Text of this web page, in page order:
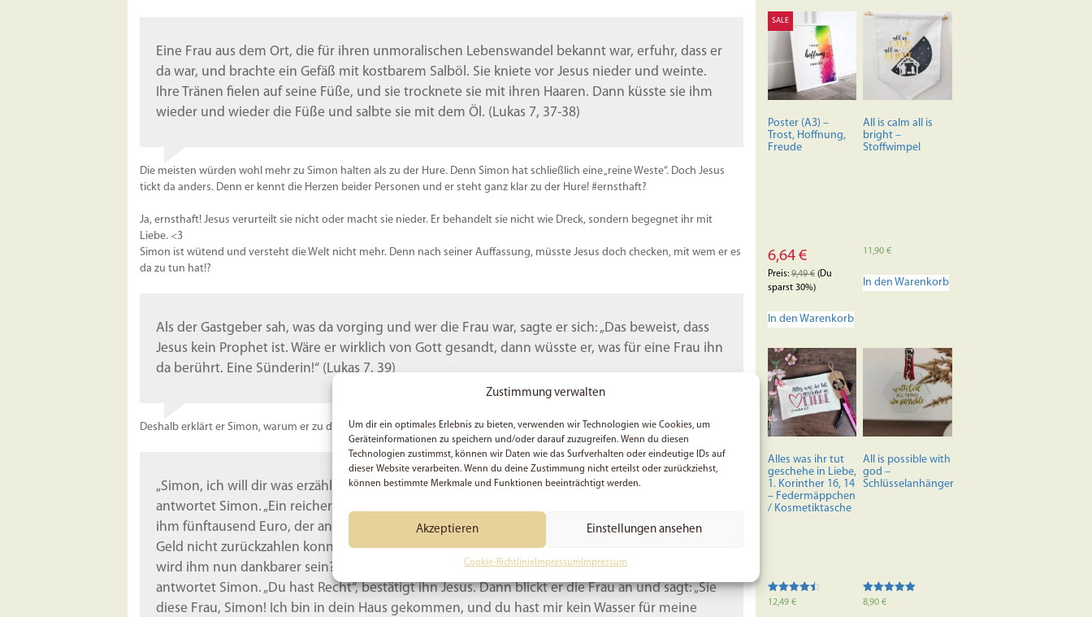
Zustimmung verwalten
Um dir ein optimales Erlebnis zu bieten, verwenden wir Technologien wie Cookies, um
Geräteinformationen zu speichern und/oder darauf zuzugreifen. Wenn du diesen
Technologien zustimmst, können wir Daten wie das Surfverhalten oder eindeutige IDs auf
dieser Website verarbeiten. Wenn du deine Zustimmung nicht erteilst oder zurückziehst,
können bestimmte Merkmale und Funktionen beeinträchtigt werden.
Akzeptieren Einstellungen ansehen
Cookie-Richtlinie Impressum Impressum
Eine Frau aus dem Ort, die für ihren unmoralischen Lebenswandel bekannt war, erfuhr, dass er
da war, und brachte ein Gefäß mit kostbarem Salböl. Sie kniete vor Jesus nieder und weinte.
Ihre Tränen fielen auf seine Füße, und sie trocknete sie mit ihren Haaren. Dann küsste sie ihm
wieder und wieder die Füße und salbte sie mit dem Öl. (Lukas 7, 37-38)
Die meisten würden wohl mehr zu Simon halten als zu der Hure. Denn Simon hat schließlich eine „reine Weste“. Doch Jesus
tickt da anders. Denn er kennt die Herzen beider Personen und er steht ganz klar zu der Hure! #ernsthaft?
Ja, ernsthaft! Jesus verurteilt sie nicht oder macht sie nieder. Er behandelt sie nicht wie Dreck, sondern begegnet ihr mit
Liebe. <3
Simon ist wütend und versteht die Welt nicht mehr. Denn nach seiner Auffassung, müsste Jesus doch checken, mit wem er es
da zu tun hat!?
Als der Gastgeber sah, was da vorging und wer die Frau war, sagte er sich: „Das beweist, dass
Jesus kein Prophet ist. Wäre er wirklich von Gott gesandt, dann wüsste er, was für eine Frau ihn
da berührt. Eine Sünderin!“ (Lukas 7, 39)
Deshalb erklärt er Simon, warum er zu der Hure steht.
„Simon, ich will dir was erzählen“, unterbricht Jesus seine Gedanken. „Ja, ich höre zu, Meister“,
antwortet Simon. „Ein reicher Mann hatte zwei Leuten Geld geliehen. Der eine Mann schuldete
ihm fünftausend Euro, der andere fünfhundert. Weil sie aber zum festgesetzten Termin das
Geld nicht zurückzahlen konnten, erließ er beiden die Schulden. Welcher der beiden Männer
wird ihm nun dankbarer sein?“ Bestimmt der, dem er die größte Schuld erlassen hat“.
antwortet Simon. „Du hast Recht“, bestätigt ihn Jesus. Dann blickt er die Frau an und sagt: „Sie
diese Frau, Simon! Ich bin in dein Haus gekommen, und du hast mir kein Wasser für meine
Varianten
Optionen
können
auf
der
Produktseite
gewählt
SALE
Poster (A3) –
Trost, Hoffnung,
Freude
6,64 €
Preis:9,49€(Du
sparst 30%)
In den Warenkorb
All is calm all is
bright –
Stoffwimpel
11,90€
In den Warenkorb
Alles was ihr tut
geschehe in Liebe,
1. Korinther 16, 14
– Federmäppchen
/ Kosmetiktasche
Bewertet
12,49 €
All is possible with
god –
Schlüsselanhänger
Bewertet mit
8,90€